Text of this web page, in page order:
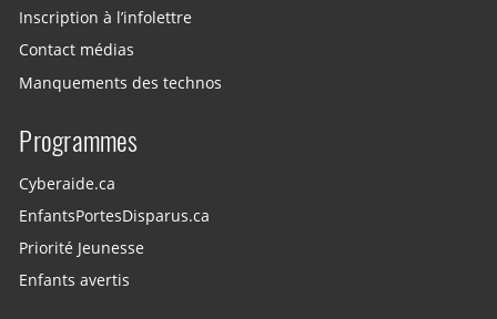
Inscription à l’infolettre
Contact médias
Manquements des technos
Programmes
Cyberaide.ca
EnfantsPortesDisparus.ca
Priorité Jeunesse
Enfants avertis